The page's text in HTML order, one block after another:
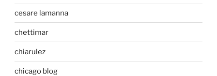
cesare lamanna
chettimar
chiarulez
chicago blog